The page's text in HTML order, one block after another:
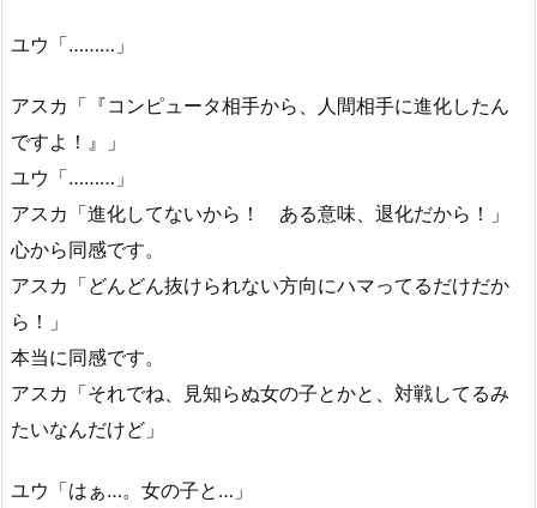
ユウ「………」
アスカ「『コンピュータ相手から、人間相手に進化したん
ですよ！』」
ユウ「………」
アスカ「進化してないから！ ある意味、退化だから！」
心から同感です。
アスカ「どんどん抜けられない方向にハマってるだけだか
ら！」
本当に同感です。
アスカ「それでね、見知らぬ女の子とかと、対戦してるみ
たいなんだけど」
ユウ「はぁ…。女の子と…」